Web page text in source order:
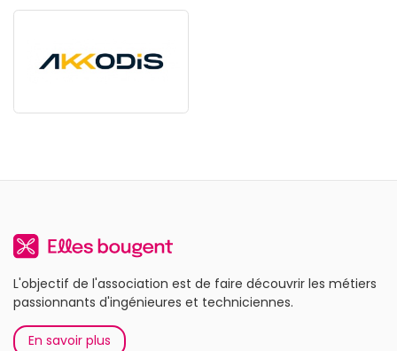
L'objectif de l'association est de faire découvrir les métiers
passionnants d'ingénieures et techniciennes.
En savoir plus